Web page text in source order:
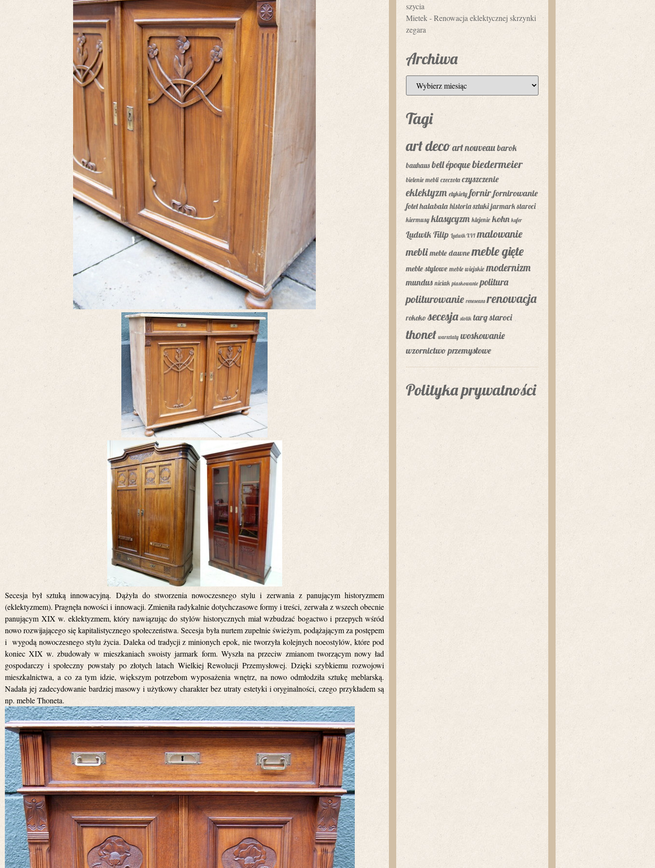
Secesja był sztuką innowacyjną. Dążyła do stworzenia nowoczesnego stylu i zerwania z panującym historyzmem
(eklektyzmem). Pragnęła nowości i innowacji. Zmieniła radykalnie dotychczasowe formy i treści, zerwała z wszech obecnie
panującym XIX w. eklektyzmem, który nawiązując do stylów historycznych miał wzbudzać bogactwo i przepych wśród
nowo rozwijającego się kapitalistycznego społeczeństwa. Secesja była nurtem zupełnie świeżym, podążającym za postępem
i wygodą nowoczesnego stylu życia. Daleka od tradycji z minionych epok, nie tworzyła kolejnych noeostylów, które pod
koniec XIX w. zbudowały w mieszkaniach swoisty jarmark form. Wyszła na przeciw zmianom tworzącym nowy ład
gospodarczy i społeczny powstały po złotych latach Wielkiej Rewolucji Przemysłowej. Dzięki szybkiemu rozwojowi
mieszkalnictwa, a co za tym idzie, większym potrzebom wyposażenia wnętrz, na nowo odmłodziła sztukę meblarską.
Nadała jej zadecydowanie bardziej masowy i użytkowy charakter bez utraty estetyki i oryginalności, czego przykładem są
np. meble Thoneta.
szycia
Mietek-Renowacja eklektycznej skrzynki
zegara
Archiwa
Tagi
art decoart nouveaubarok
bauhaus bell époquebiedermeier
bielenie mebli czeczota czyszczenie
eklektyzm etykiety fornirfornirowanie
fotel halabala historia sztuki jarmark staroci
kiermusy klasycyzm klejenie kohn kufer
Ludwik Filip Ludwik XVI malowanie
mebli meble dawne meble gięte
meble stylowe meble wiejskie modernizm
mundus niciak piaskowanie politura
politurowanie reneseans renowacja
rokoko secesja stolik targ staroci
thonet warsztaty woskowanie
wzornictwo przemysłowe
Polityka prywatności